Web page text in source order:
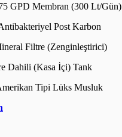
GPD Membran (300 Lt/Gün)
Post Karbon
Filtre (Zenginleştirici)
Dahili (Kasa İçi) Tank
Tipi Lüks Musluk